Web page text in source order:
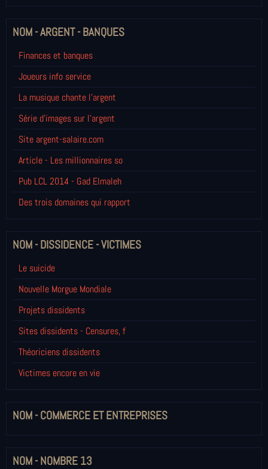
NOM - ARGENT - BANQUES
Finances et banques
Joueurs info service
La musique chante l'argent
Série d'images sur l'argent
Site argent-salaire.com
Article - Les millionnaires so
Pub LCL 2014 - Gad Elmaleh
Des trois domaines qui rapport
NOM - DISSIDENCE - VICTIMES
Le suicide
Nouvelle Morgue Mondiale
Projets dissidents
Sites dissidents - Censures, f
Théoriciens dissidents
Victimes encore en vie
NOM - COMMERCE ET ENTREPRISES
NOM - NOMBRE 13